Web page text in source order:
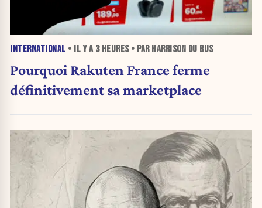
INTERNATIONAL • IL Y A 3 HEURES• PAR HARRISON DU BUS
Pourquoi Rakuten France ferme
définitivement sa marketplace